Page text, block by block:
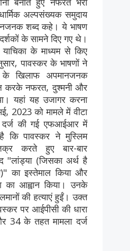
अल्पसंख्यक समुदाय
शब्द कहे। ये भाषण
के सामने दिए गए थे।
याचिका के माध्यम से किए
पावस्कर के भाषणों ने
के खिलाफ अपमानजनक
करके नफरत, दुश्मनी और
यहां यह उजागर करना
2023 को मामले में वीटा
की गई एफआईआर में
कि पावस्कर ने मुस्लिम
करते हुए बार-बार
"लांड्या (जिसका अर्थ है
का इस्तेमाल किया और
का आह्वान किया। उनके
की हत्याएं हुईं। उक्त
पर आईपीसी की धारा
34 के तहत मामला दर्ज